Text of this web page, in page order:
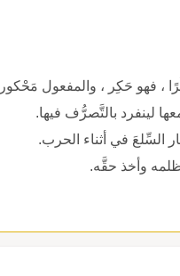
، فهو حَكِر ، والمفعول
لينفرد بالتَّصرُّف فيها.
السِّلعَ في أثناء الحرب.
وأخذ حقَّه.